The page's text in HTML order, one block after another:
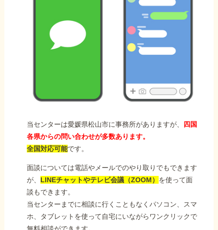
当センターは愛媛県松山市に事務所がありますが、
四国
各県からの問い合わせが多数あります。
全国対応可能です。
面談については電話やメールでのやり取りでもできます
が、 LINEチャットやテレビ会議（ZOOM） を使って面
談もできます。
当センターまでに相談に行くこともなくパソコン、スマ
ホ、タブレットを使って自宅にいながらワンクリックで
無料相談ができます。